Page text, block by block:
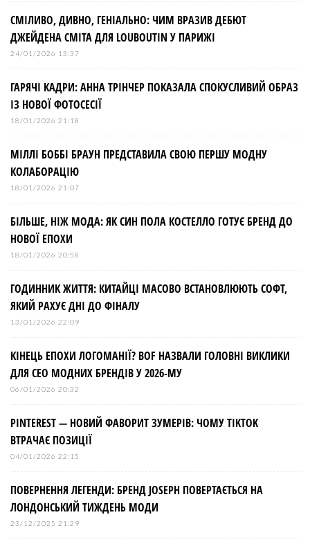
СМІЛИВО, ДИВНО, ГЕНІАЛЬНО: ЧИМ ВРАЗИВ ДЕБЮТ
ДЖЕЙДЕНА СМІТА ДЛЯ LOUBOUTIN У ПАРИЖІ
24/01/2026 13:37
ГАРЯЧІ КАДРИ: АННА ТРІНЧЕР ПОКАЗАЛА СПОКУСЛИВИЙ ОБРАЗ
ІЗ НОВОЇ ФОТОСЕСІЇ
18/01/2026 21:18
МІЛЛІ БОББІ БРАУН ПРЕДСТАВИЛА СВОЮ ПЕРШУ МОДНУ
КОЛАБОРАЦІЮ
18/01/2026 21:07
БІЛЬШЕ, НІЖ МОДА: ЯК СИН ПОЛА КОСТЕЛЛО ГОТУЄ БРЕНД ДО
НОВОЇ ЕПОХИ
18/01/2026 20:58
ГОДИННИК ЖИТТЯ: КИТАЙЦІ МАСОВО ВСТАНОВЛЮЮТЬ СОФТ,
ЯКИЙ РАХУЄ ДНІ ДО ФІНАЛУ
13/01/2026 22:09
КІНЕЦЬ ЕПОХИ ЛОГОМАНІЇ? BOF НАЗВАЛИ ГОЛОВНІ ВИКЛИКИ
ДЛЯ СЕО МОДНИХ БРЕНДІВ У 2026-МУ
06/01/2026 20:32
PINTEREST — НОВИЙ ФАВОРИТ ЗУМЕРІВ: ЧОМУ TIKTOK
ВТРАЧАЄ ПОЗИЦІЇ
04/01/2026 22:15
ПОВЕРНЕННЯ ЛЕГЕНДИ: БРЕНД JOSEPH ПОВЕРТАЄТЬСЯ НА
ЛОНДОНСЬКИЙ ТИЖДЕНЬ МОДИ
23/12/2025 21:29